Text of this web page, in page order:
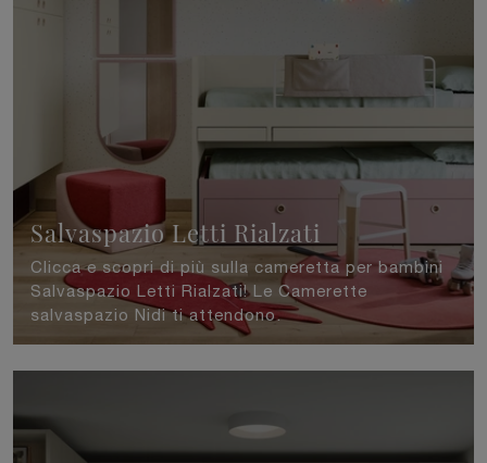
Salvaspazio Letti Rialzati
Clicca e scopri di più sulla cameretta per bambini
Salvaspazio Letti Rialzati! Le Camerette
salvaspazio Nidi ti attendono.